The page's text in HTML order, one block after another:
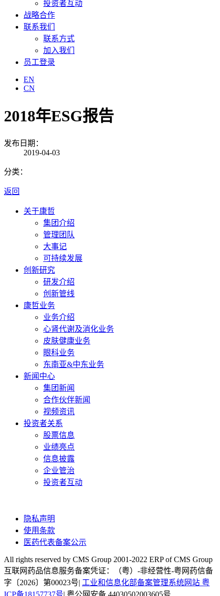
投资者互动
战略合作
联系我们
联系方式
加入我们
员工登录
EN
CN
2018年ESG报告
发布日期：
2019-04-03
分类：
返回
关于康哲
集团介绍
管理团队
大事记
可持续发展
创新研究
研发介绍
创新管线
康哲业务
业务介绍
心肾代谢及消化业务
皮肤健康业务
眼科业务
东南亚&中东业务
新闻中心
集团新闻
合作伙伴新闻
视频资讯
投资者关系
股票信息
业绩亮点
信息披露
企业管治
投资者互动
隐私声明
使用条款
医药代表备案公示
All rights reserved by CMS Group 2001-2022 ERP of CMS Group
互联网药品信息服务备案凭证：（粤）-非经营性-粤网药信备
字〔2026〕第00023号| 工业和信息化部备案管理系统网站 粤
ICP备18157737号| 粤公网安备 44030502003605号